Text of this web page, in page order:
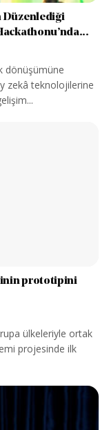
Düzenlediği
dönüşümüne
zekâ teknolojilerine
prototipini
ülkeleriyle ortak
projesinde ilk